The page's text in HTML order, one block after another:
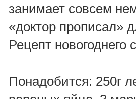
занимает совсем
«доктор прописал»
Рецепт новогоднего
Понадобится: 250г